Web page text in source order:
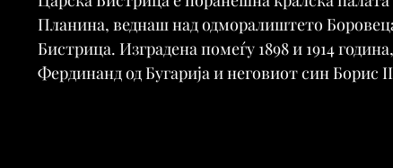
Планина, веднаш над одморалиштето
Бистрица. Изградена помеѓу 1898 и 1914
Фердинанд од Бугарија и неговиот син Борис